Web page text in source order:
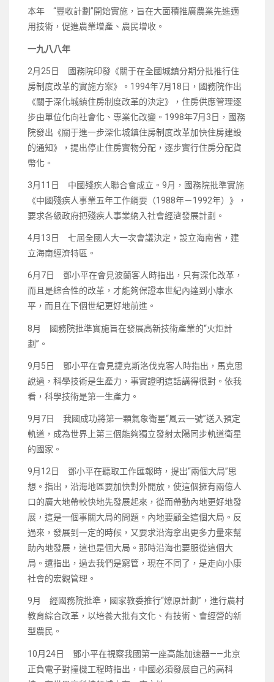
本年 “豐收計劃”開始實施，旨在大面積推廣農業先進適
用技術，促進農業增產、農民增收。
一九八八年
2月25日 國務院印發《關于在全國城鎮分期分批推行住
房制度改革的實施方案》。1994年7月18日，國務院作出
《關于深化城鎮住房制度改革的決定》，住房供應管理逐
步由單位化向社會化、專業化改變。1998年7月3日，國務
院發出《關于進一步深化城鎮住房制度改革加快住房建設
的通知》，提出停止住房實物分配，逐步實行住房分配貨
幣化。
3月11日 中國殘疾人聯合會成立。9月，國務院批準實施
《中國殘疾人事業五年工作綱要（1988年－1992年）》，
要求各級政府把殘疾人事業納入社會經濟發展計劃。
4月13日 七屆全國人大一次會議決定，設立海南省，建
立海南經濟特區。
6月7日 鄧小平在會見波蘭客人時指出，只有深化改革，
而且是綜合性的改革，才能夠保證本世紀內達到小康水
平，而且在下個世紀更好地前進。
8月 國務院批準實施旨在發展高新技術產業的“火炬計
劃”。
9月5日 鄧小平在會見捷克斯洛伐克客人時指出，馬克思
說過，科學技術是生產力，事實證明這話講得很對。依我
看，科學技術是第一生產力。
9月7日 我國成功將第一顆氣象衛星“風云一號”送入預定
軌道，成為世界上第三個能夠獨立發射太陽同步軌道衛星
的國家。
9月12日 鄧小平在聽取工作匯報時，提出“兩個大局”思
想。指出，沿海地區要加快對外開放，使這個擁有兩億人
口的廣大地帶較快地先發展起來，從而帶動內地更好地發
展，這是一個事關大局的問題。內地要顧全這個大局。反
過來，發展到一定的時候，又要求沿海拿出更多力量來幫
助內地發展，這也是個大局。那時沿海也要服從這個大
局。還指出，過去我們是窮管，現在不同了，是走向小康
社會的宏觀管理。
9月 經國務院批準，國家教委推行“燎原計劃”，進行農村
教育綜合改革，以培養大批有文化、有技術、會經營的新
型農民。
10月24日 鄧小平在視察我國第一座高能加速器——北京
正負電子對撞機工程時指出，中國必須發展自己的高科